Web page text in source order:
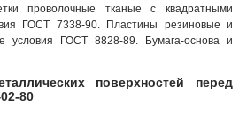
проволочные тканые с квадратными
ГОСТ 7338-90. Пластины резиновые и
условия ГОСТ 8828-89. Бумага-основа и
поверхностей перед
80